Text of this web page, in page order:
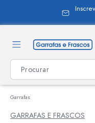
Garrafas
GARRAFAS E FRASCOS